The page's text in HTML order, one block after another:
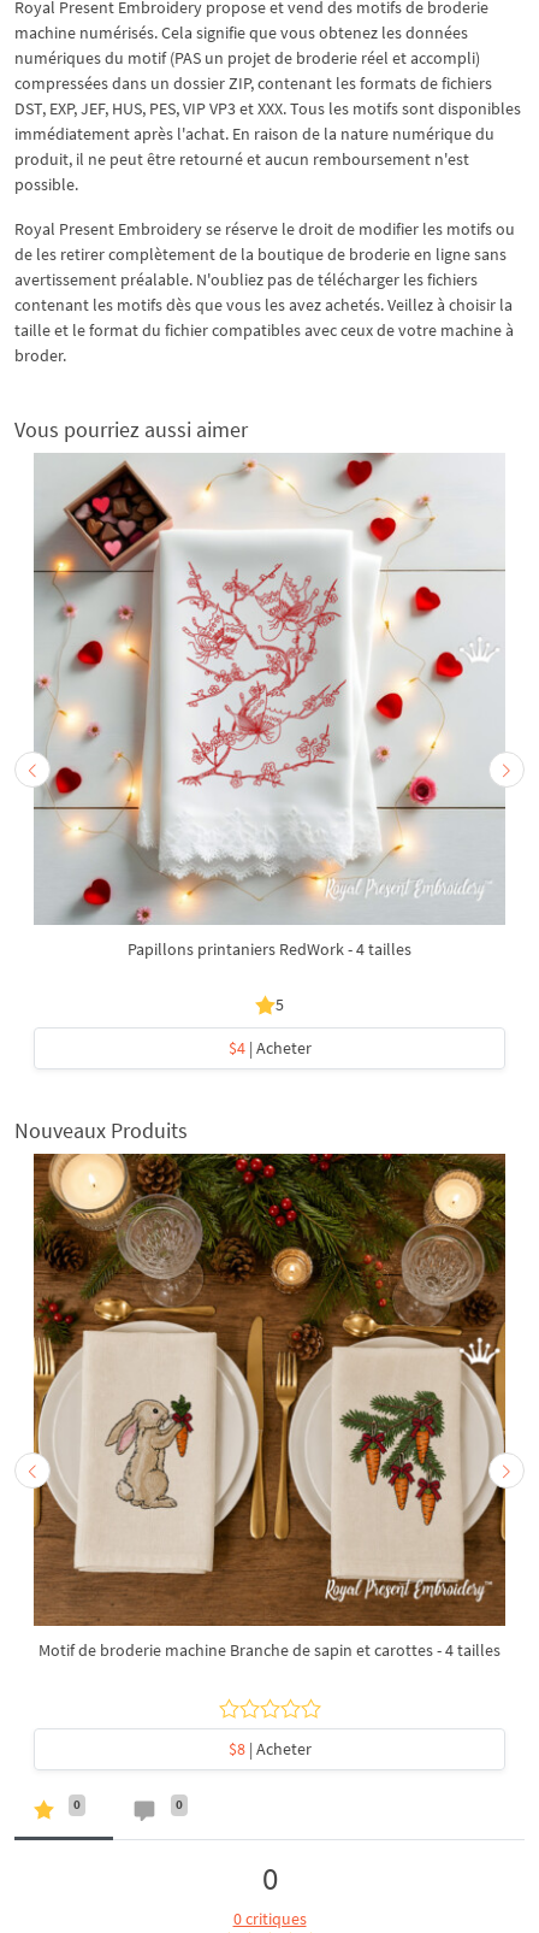
Royal Present Embroidery propose et vend des motifs de broderie
machine numérisés. Cela signifie que vous obtenez les données
numériques du motif (PAS un projet de broderie réel et accompli)
compressées dans un dossier ZIP, contenant les formats de fichiers
DST, EXP, JEF, HUS, PES, VIP VP3 et XXX. Tous les motifs sont disponibles
immédiatement après l'achat. En raison de la nature numérique du
produit, il ne peut être retourné et aucun remboursement n'est
possible.
Royal Present Embroidery se réserve le droit de modifier les motifs ou
de les retirer complètement de la boutique de broderie en ligne sans
avertissement préalable. N'oubliez pas de télécharger les fichiers
contenant les motifs dès que vous les avez achetés. Veillez à choisir la
taille et le format du fichier compatibles avec ceux de votre machine à
broder.
Vous pourriez aussi aimer
Papillons printaniers RedWork - 4 tailles
5
$4| Acheter
Nouveaux Produits
Motif de broderie machine Branche de sapin et carottes - 4 tailles
$8| Acheter
0 0
0
0 critiques